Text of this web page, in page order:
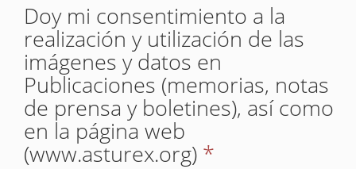
Doy mi consentimiento a la
realización y utilización de las
imágenes y datos en
Publicaciones (memorias, notas
de prensa y boletines), así como
en la página web
(www.asturex.org) *